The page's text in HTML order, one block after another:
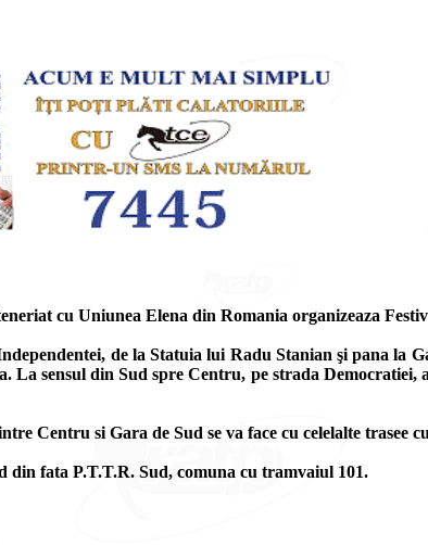
cu Uniunea Elena din Romania organizeaza
de la Statuia lui Radu Stanian şi pana la
sensul din Sud spre Centru, pe strada
Centru si Gara de Sud se va face cu celelalte trasee
din fata P.T.T.R. Sud, comuna cu tramvaiul 101.